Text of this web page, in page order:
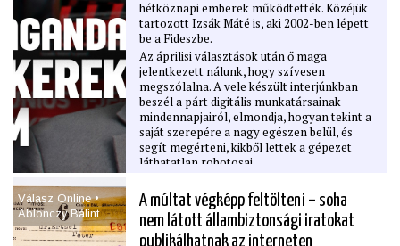
hétköznapi emberek működtették. Közéjük
tartozott Izsák Máté is, aki 2002-ben lépett
be a Fideszbe.
Az áprilisi választások után ő maga
jelentkezett nálunk, hogy szívesen
megszólalna. A vele készült interjúnkban
beszél a párt digitális munkatársainak
mindennapjairól, elmondja, hogyan tekint a
saját szerepére a nagy egészen belül, és
segít megérteni, kikből lettek a gépezet
láthatatlan robotosai.
Válasz Online •
Ablonczy Bálint
A múltat végképp feltölteni – soha
nem látott állambiztonsági iratokat
publikálhatnak az interneten